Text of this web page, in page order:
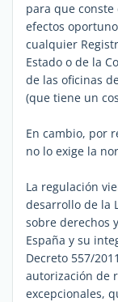
para que
efectos
cualquier
Estado o de la
de las oficinas
(que tiene un
En cambio, por
no lo exige la
La regulación
desarrollo de la
sobre derechos
España y su
Decreto 557/
autorización de
excepcionales,